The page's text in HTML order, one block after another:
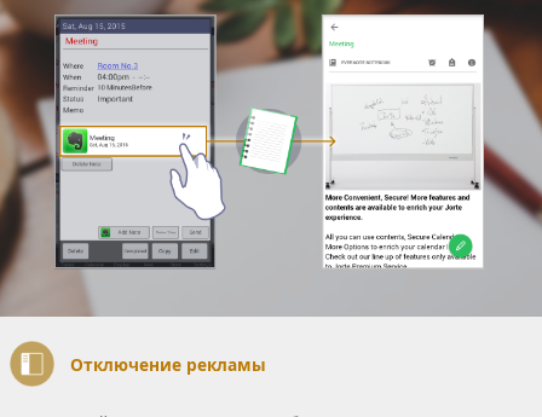
Отключение рекламы